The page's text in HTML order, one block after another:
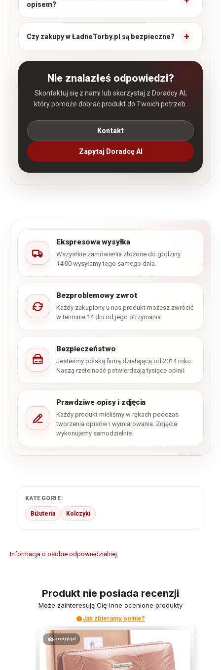
opisem?
Czy zakupy w ŁadneTorby.pl są bezpieczne?
Nie znalazłeś odpowiedzi?
Skontaktuj się z nami lub skorzystaj z Doradcy AI,
który pomoże dobrać produkt do Twoich potrzeb.
Kontakt
Zapytaj Doradcę AI
Ekspresowa wysyłka
Wszystkie zamówienia złożone do godziny
14:00 wysyłamy tego samego dnia.
Bezproblemowy zwrot
Każdy zakupiony u nas produkt możesz zwrócić
w terminie 14 dni od jego otrzymania.
Bezpieczeństwo
Jesteśmy polską firmą działającą od 2014 roku.
Naszą rzetelność potwierdzają tysiące opinii.
Prawdziwe opisy i zdjęcia
Każdy produkt mieliśmy w rękach podczas
tworzenia opisów i wymiarowania. Zdjęcia
wykonujemy samodzielnie.
KATEGORIE:
Biżuteria Kolczyki
Informacja o osobie odpowiedzialnej
Produkt nie posiada recenzji
Może zainteresują Cię inne ocenione produkty
Jak zbieramy opinie?
podgląd